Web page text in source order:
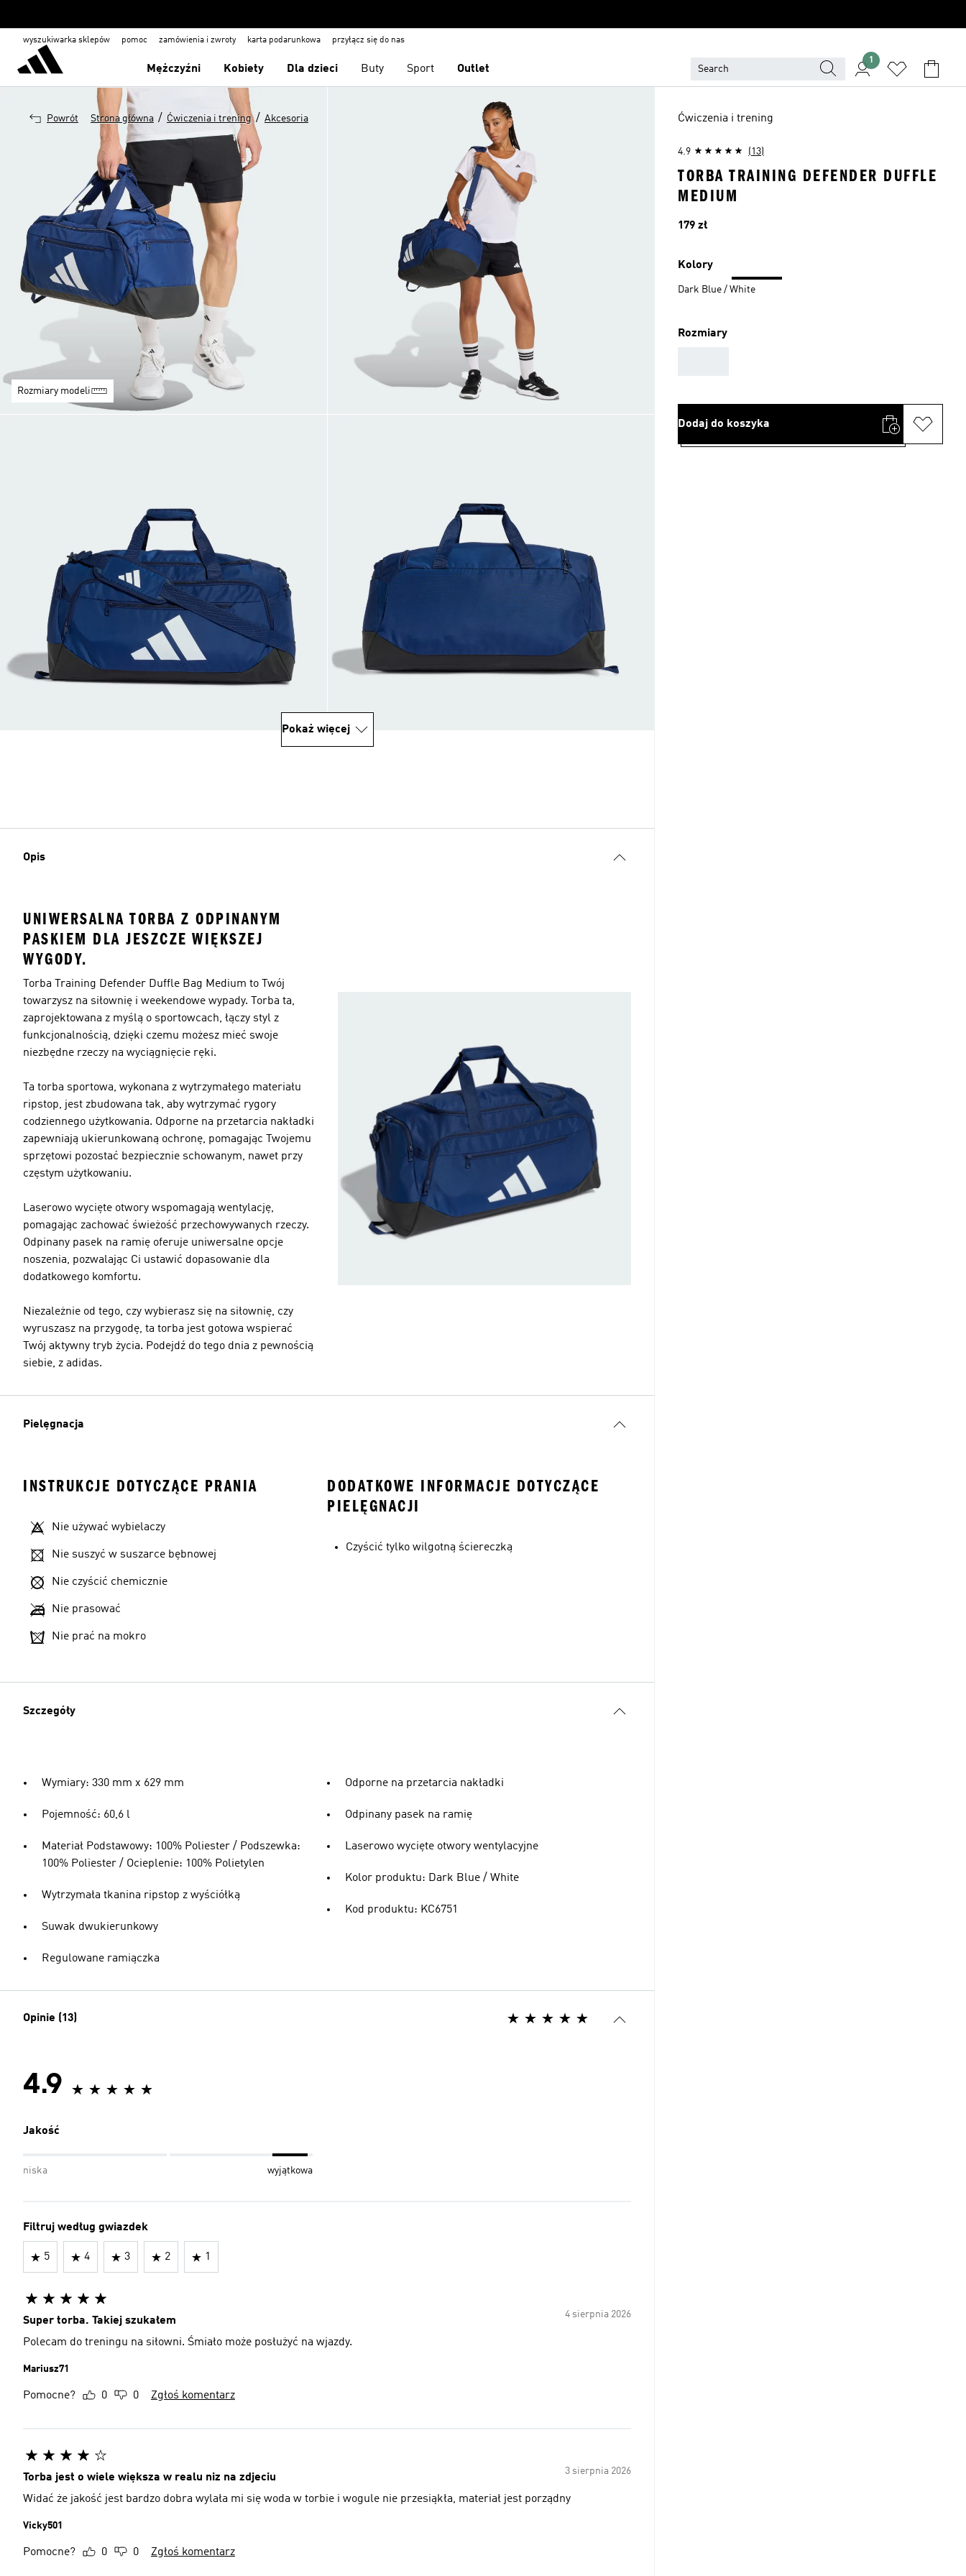
wyszukiwarka sklepów pomoc zamówienia i zwroty karta podarunkowa przyłącz się do nas
Mężczyźni Kobiety Dla dzieci Buty Sport Outlet
1
Powrót Strona główna / Ćwiczenia i trening / Akcesoria
Rozmiary modeli
Pokaż więcej
Opis
UNIWERSALNA TORBA Z ODPINANYM
PASKIEM DLA JESZCZE WIĘKSZEJ
WYGODY.
Torba Training Defender Duffle Bag Medium to Twój
towarzysz na siłownię i weekendowe wypady. Torba ta,
zaprojektowana z myślą o sportowcach, łączy styl z
funkcjonalnością, dzięki czemu możesz mieć swoje
niezbędne rzeczy na wyciągnięcie ręki.
Ta torba sportowa, wykonana z wytrzymałego materiału
ripstop, jest zbudowana tak, aby wytrzymać rygory
codziennego użytkowania. Odporne na przetarcia nakładki
zapewniają ukierunkowaną ochronę, pomagając Twojemu
sprzętowi pozostać bezpiecznie schowanym, nawet przy
częstym użytkowaniu.
Laserowo wycięte otwory wspomagają wentylację,
pomagając zachować świeżość przechowywanych rzeczy.
Odpinany pasek na ramię oferuje uniwersalne opcje
noszenia, pozwalając Ci ustawić dopasowanie dla
dodatkowego komfortu.
Niezależnie od tego, czy wybierasz się na siłownię, czy
wyruszasz na przygodę, ta torba jest gotowa wspierać
Twój aktywny tryb życia. Podejdź do tego dnia z pewnością
siebie, z adidas.
Pielęgnacja
INSTRUKCJE DOTYCZĄCE PRANIA
Nie używać wybielaczy
Nie suszyć w suszarce bębnowej
Nie czyścić chemicznie
Nie prasować
Nie prać na mokro
DODATKOWE INFORMACJE DOTYCZĄCE
PIELĘGNACJI
Czyścić tylko wilgotną ściereczką
Szczegóły
Wymiary: 330 mm x 629 mm
Pojemność: 60,6 l
Materiał Podstawowy: 100% Poliester / Podszewka:
100% Poliester / Ocieplenie: 100% Polietylen
Wytrzymała tkanina ripstop z wyściółką
Suwak dwukierunkowy
Regulowane ramiączka
Odporne na przetarcia nakładki
Odpinany pasek na ramię
Laserowo wycięte otwory wentylacyjne
Kolor produktu: Dark Blue / White
Kod produktu: KC6751
Opinie (13)
4.9
Jakość
niska wyjątkowa
Filtruj według gwiazdek
5 4 3 2 1
4 sierpnia 2026
Super torba. Takiej szukałem
Polecam do treningu na siłowni. Śmiało może posłużyć na wjazdy.
Mariusz71
Pomocne? 0 0 Zgłoś komentarz
3 sierpnia 2026
Torba jest o wiele większa w realu niz na zdjeciu
Widać że jakość jest bardzo dobra wylała mi się woda w torbie i wogule nie przesiąkła, materiał jest porządny
Vicky501
Pomocne? 0 0 Zgłoś komentarz
Ćwiczenia i trening
4.9 (13)
TORBA TRAINING DEFENDER DUFFLE
MEDIUM
Cena
179 zł
Kolory
Dark Blue / White
Rozmiary
Dodaj do koszyka